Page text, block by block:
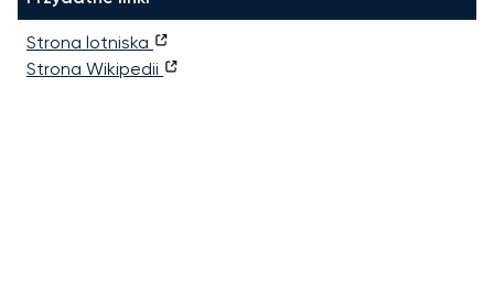
Strona lotniska
Strona Wikipedii